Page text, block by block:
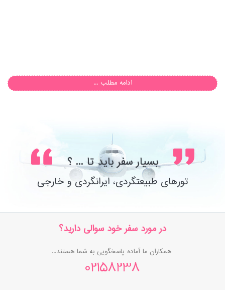
ادامه مطلب ...
بسیار سفر باید تا ... ؟
تورهای طبیعتگردی، ایرانگردی و خارجی
در مورد سفر خود سوالی دارید؟
همکاران ما آماده پاسخگویی به شما هستند...
02158238